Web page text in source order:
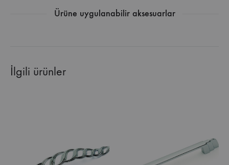
Ürüne uygulanabilir aksesuarlar
İlgili ürünler